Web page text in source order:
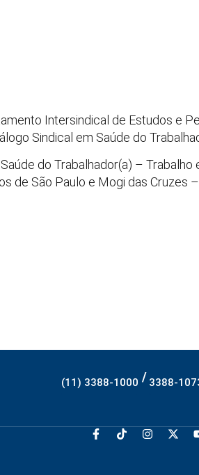
Intersindical de Estudos e
Sindical em Saúde do
do Trabalhador(a) –
de São Paulo e Mogi das Cruzes
(11) 3388-1000 / 3388-